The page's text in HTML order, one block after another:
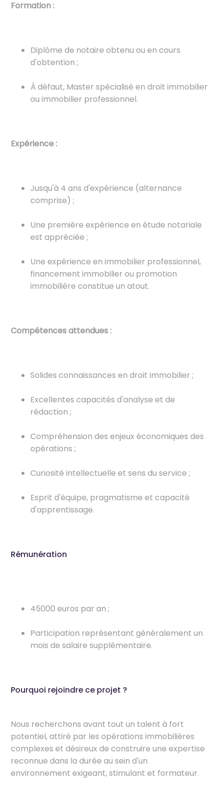
Formation :
Diplôme de notaire obtenu ou en cours
d'obtention ;
À défaut, Master spécialisé en droit immobilier
ou immobilier professionnel.
Expérience :
Jusqu'à 4 ans d'expérience (alternance
comprise) ;
Une première expérience en étude notariale
est appréciée ;
Une expérience en immobilier professionnel,
financement immobilier ou promotion
immobilière constitue un atout.
Compétences attendues :
Solides connaissances en droit immobilier ;
Excellentes capacités d'analyse et de
rédaction ;
Compréhension des enjeux économiques des
opérations ;
Curiosité intellectuelle et sens du service ;
Esprit d'équipe, pragmatisme et capacité
d'apprentissage.
Rémunération
45000 euros par an ;
Participation représentant généralement un
mois de salaire supplémentaire.
Pourquoi rejoindre ce projet ?
Nous recherchons avant tout un talent à fort
potentiel, attiré par les opérations immobilières
complexes et désireux de construire une expertise
reconnue dans la durée au sein d'un
environnement exigeant, stimulant et formateur.